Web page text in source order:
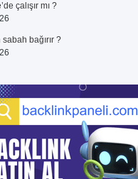
çalışır mı ?
bağırır ?